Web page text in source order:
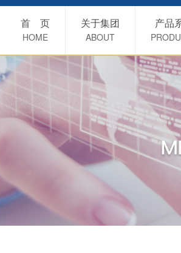
首 页
HOME
关于集团
ABOUT
产品